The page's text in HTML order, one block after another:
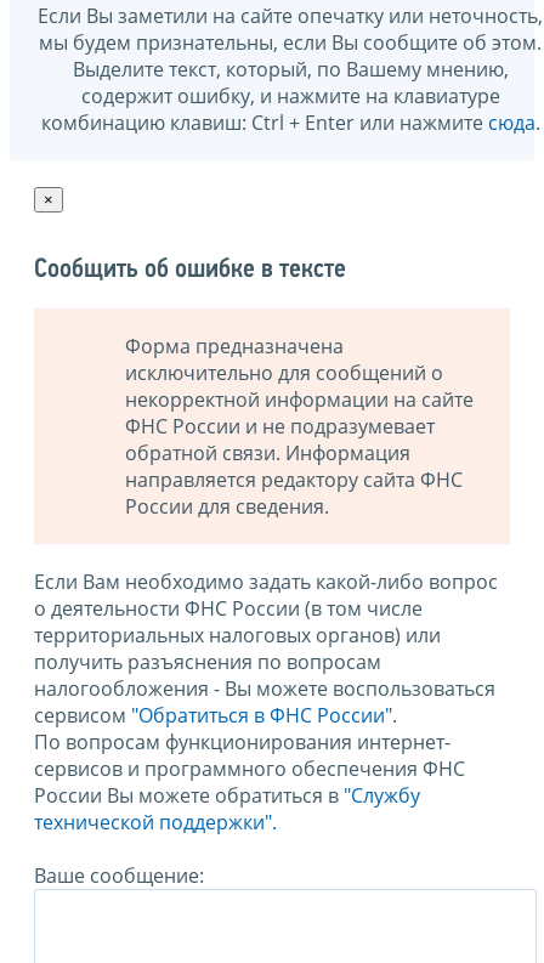
Если Вы заметили на сайте опечатку или неточность,
мы будем признательны, если Вы сообщите об этом.
Выделите текст, который, по Вашему мнению,
содержит ошибку, и нажмите на клавиатуре
комбинацию клавиш: Ctrl + Enter или нажмите сюда.
×
Сообщить об ошибке в тексте
Форма предназначена
исключительно для сообщений о
некорректной информации на сайте
ФНС России и не подразумевает
обратной связи. Информация
направляется редактору сайта ФНС
России для сведения.
Если Вам необходимо задать какой-либо вопрос
о деятельности ФНС России (в том числе
территориальных налоговых органов) или
получить разъяснения по вопросам
налогообложения - Вы можете воспользоваться
сервисом "Обратиться в ФНС России".
По вопросам функционирования интернет-
сервисов и программного обеспечения ФНС
России Вы можете обратиться в "Службу
технической поддержки".
Ваше сообщение: